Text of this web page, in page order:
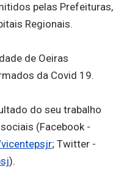
pelas Prefeituras,
Regionais.
de Oeiras
da Covid 19.
do seu trabalho
(Facebook -
; Twitter -
).